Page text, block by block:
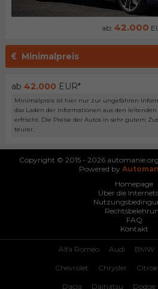
ab: 42.000
Minimalpreis
ab 42.000 EUR*
Minimalpreis ist hier nur zur ungefähren
das Laden der Informationen aus den
erfrischt. Die Preise der Autos in sehr gutem
teurer.
Copyright © 2015 - 2026
Powered by
Homepage
Über die
FAQ
Kontakt
Alfa Romeo Audi BMW
Chevrolet Chrysler
Dacia Daihatsu Dodge